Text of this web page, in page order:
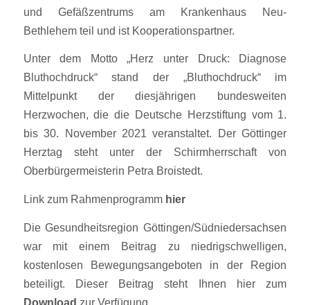
und Gefäßzentrums am Krankenhaus Neu-
Bethlehem teil und ist Kooperationspartner.
Unter dem Motto „Herz unter Druck: Diagnose
Bluthochdruck“ stand der „Bluthochdruck“ im
Mittelpunkt der diesjährigen bundesweiten
Herzwochen, die die Deutsche Herzstiftung vom 1.
bis 30. November 2021 veranstaltet. Der Göttinger
Herztag steht unter der Schirmherrschaft von
Oberbürgermeisterin Petra Broistedt.
Link zum Rahmenprogramm hier
Die Gesundheitsregion Göttingen/Südniedersachsen
war mit einem Beitrag zu niedrigschwelligen,
kostenlosen Bewegungsangeboten in der Region
beteiligt. Dieser Beitrag steht Ihnen hier zum
Download zur Verfügung.